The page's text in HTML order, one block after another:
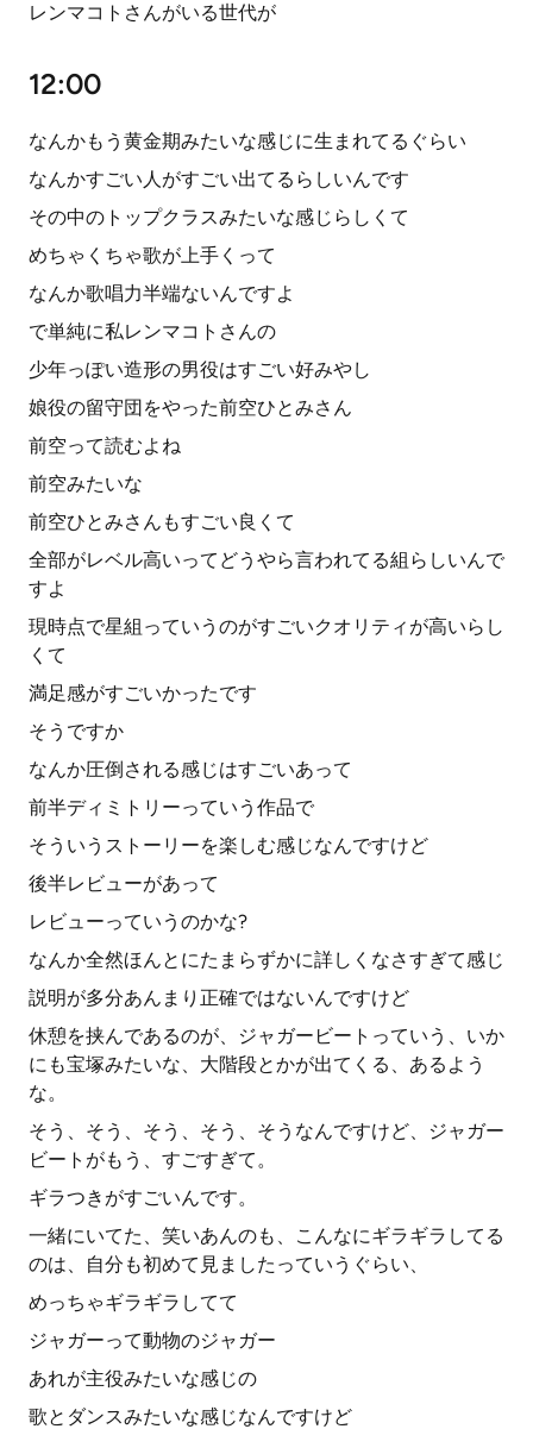
レンマコトさんがいる世代が
12:00
なんかもう黄金期みたいな感じに生まれてるぐらい
なんかすごい人がすごい出てるらしいんです
その中のトップクラスみたいな感じらしくて
めちゃくちゃ歌が上手くって
なんか歌唱力半端ないんですよ
で単純に私レンマコトさんの
少年っぽい造形の男役はすごい好みやし
娘役の留守団をやった前空ひとみさん
前空って読むよね
前空みたいな
前空ひとみさんもすごい良くて
全部がレベル高いってどうやら言われてる組らしいんで
すよ
現時点で星組っていうのがすごいクオリティが高いらし
くて
満足感がすごいかったです
そうですか
なんか圧倒される感じはすごいあって
前半ディミトリーっていう作品で
そういうストーリーを楽しむ感じなんですけど
後半レビューがあって
レビューっていうのかな?
なんか全然ほんとにたまらずかに詳しくなさすぎて感じ
説明が多分あんまり正確ではないんですけど
休憩を挟んであるのが、ジャガービートっていう、いか
にも宝塚みたいな、大階段とかが出てくる、あるよう
な。
そう、そう、そう、そう、そうなんですけど、ジャガー
ビートがもう、すごすぎて。
ギラつきがすごいんです。
一緒にいてた、笑いあんのも、こんなにギラギラしてる
のは、自分も初めて見ましたっていうぐらい、
めっちゃギラギラしてて
ジャガーって動物のジャガー
あれが主役みたいな感じの
歌とダンスみたいな感じなんですけど